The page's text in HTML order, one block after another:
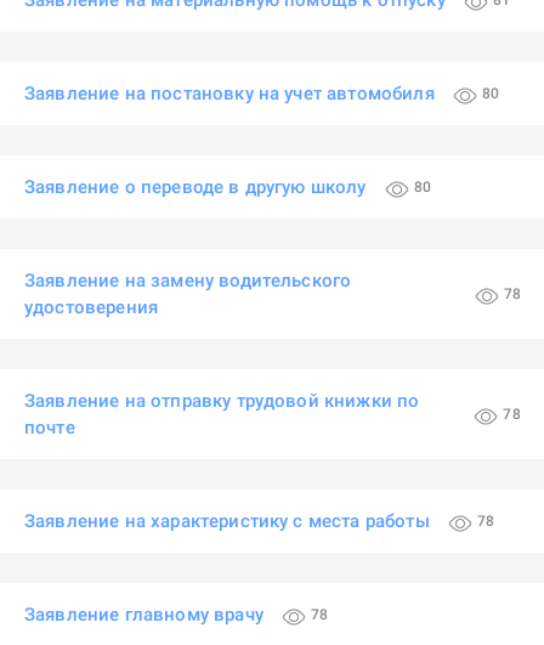
Заявление на постановку на учет автомобиля 80
Заявление о переводе в другую школу 80
Заявление на замену водительского
удостоверения
78
Заявление на отправку трудовой книжки по
почте
78
Заявление на характеристику с места работы 78
Заявление главному врачу 78